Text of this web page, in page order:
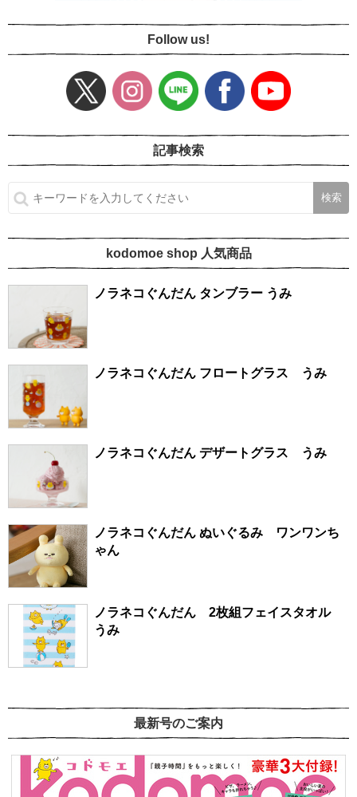
Follow us!
記事検索
kodomoe shop 人気商品
ノラネコぐんだん タンブラー うみ
ノラネコぐんだん フロートグラス うみ
ノラネコぐんだん デザートグラス うみ
ノラネコぐんだん ぬいぐるみ ワンワンち
ゃん
ノラネコぐんだん 2枚組フェイスタオル
うみ
最新号のご案内